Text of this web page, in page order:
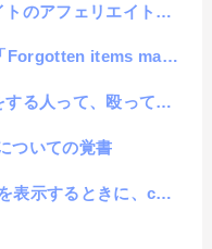
で、オートダウンロード機能を作ってしまった話
items matrix」
、殴ってもいいんですか？
ついての覚書
は意味がないという話